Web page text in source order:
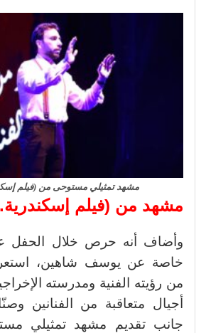
مشهد تمثيلي مستوحى من (فيلم
مشهد من (فيلم
وأضاف أنه حرص خلال الحفل
خاصة عن يوسف شاهين،
من رؤيته الفنية ومدرسته
أجيال متعاقبة من الفنانين
جانب تقديم مشهد تمثيلي